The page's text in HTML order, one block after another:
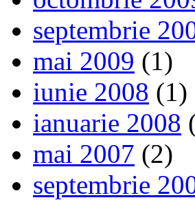
septembrie
mai 2009 (1)
iunie 2008 (1)
ianuarie 2008
mai 2007 (2)
septembrie